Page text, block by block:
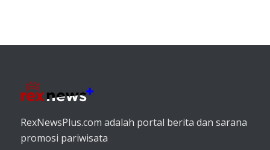
RexNewsPlus.com adalah portal berita dan sarana
promosi pariwisata